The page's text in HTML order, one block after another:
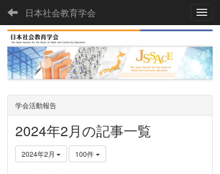
日本社会教育学会
学会活動報告
2024年2月の記事一覧
2024年2月 100件